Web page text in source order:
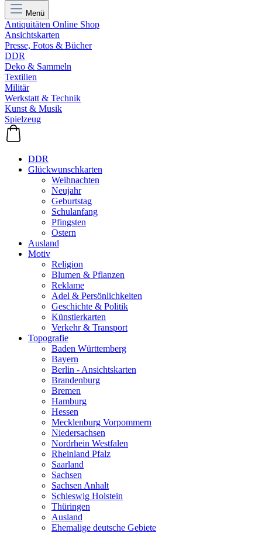
Menü
Antiquitäten Online Shop
Ansichtskarten
Presse, Fotos & Bücher
DDR
Deko & Sammeln
Textilien
Militär
Werkstatt & Technik
Kunst & Musik
Spielzeug
DDR
Glückwunschkarten
Weihnachten
Neujahr
Geburtstag
Schulanfang
Pfingsten
Ostern
Ausland
Motiv
Religion
Blumen & Pflanzen
Reklame
Adel & Persönlichkeiten
Geschichte & Politik
Künstlerkarten
Verkehr & Transport
Topografie
Baden Württemberg
Bayern
Berlin - Ansichtskarten
Brandenburg
Bremen
Hamburg
Hessen
Mecklenburg Vorpommern
Niedersachsen
Nordrhein Westfalen
Rheinland Pfalz
Saarland
Sachsen
Sachsen Anhalt
Schleswig Holstein
Thüringen
Ausland
Ehemalige deutsche Gebiete